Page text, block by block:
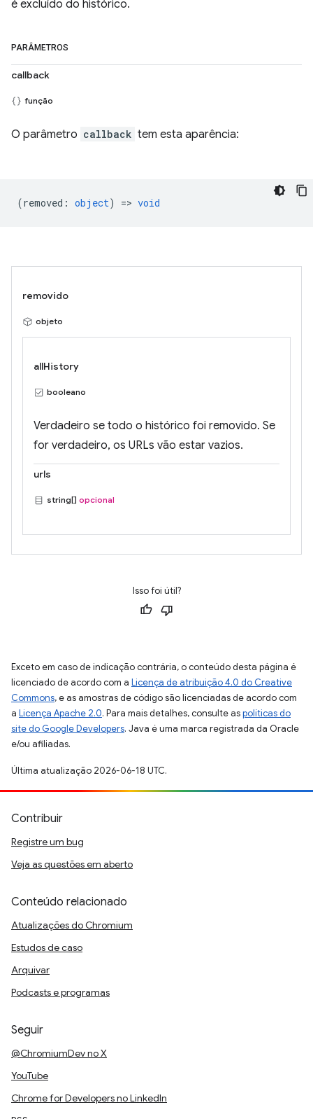
é excluído do histórico.
PARÂMETROS
callback
função
O parâmetro callback tem esta aparência:
(removed : object) => void
removido
objeto
allHistory
booleano
Verdadeiro se todo o histórico foi removido. Se
for verdadeiro, os URLs vão estar vazios.
urls
string[] opcional
Isso foi útil?
Exceto em caso de indicação contrária, o conteúdo desta página é
licenciado de acordo com a Licença de atribuição 4.0 do Creative
Commons, e as amostras de código são licenciadas de acordo com
a Licença Apache 2.0. Para mais detalhes, consulte aspolíticas do
site do Google Developers. Java é uma marca registrada da Oracle
e/ou afiliadas.
Última atualização 2026-06-18 UTC.
Contribuir
Registre um bug
Veja as questões em aberto
Conteúdo relacionado
Atualizações do Chromium
Estudos de caso
Arquivar
Podcasts e programas
Seguir
@ChromiumDev no X
YouTube
Chrome for Developers no LinkedIn